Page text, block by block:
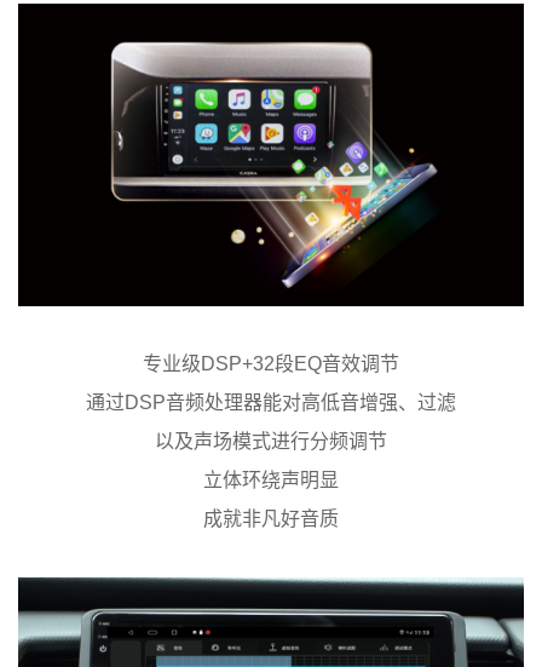
专业级DSP+32段EQ音效调节
通过DSP音频处理器能对高低音增强、过滤
以及声场模式进行分频调节
立体环绕声明显
成就非凡好音质